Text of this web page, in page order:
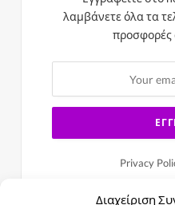
Διαχείριση
λαμβάνετε όλα τα
προσφορές
Privacy